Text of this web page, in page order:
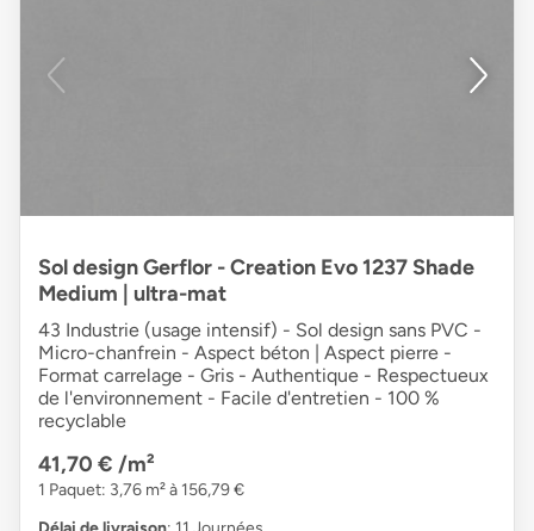
Sol design Gerflor - Creation Evo 1237 Shade
Medium | ultra-mat
43 Industrie (usage intensif) - Sol design sans PVC -
Micro-chanfrein - Aspect béton | Aspect pierre -
Format carrelage - Gris - Authentique - Respectueux
de l'environnement - Facile d'entretien - 100 %
recyclable
41,70 € /m²
1 Paquet: 3,76 m² à 156,79 €